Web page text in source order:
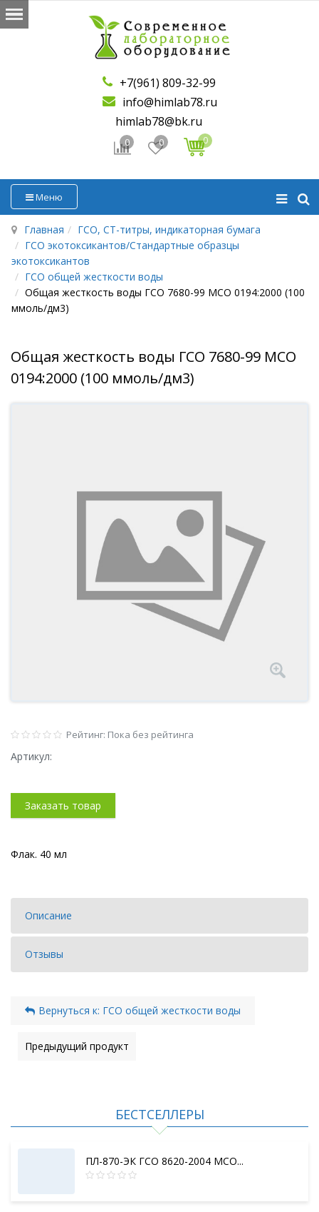
+7(961) 809-32-99
info@himlab78.ru
himlab78@bk.ru
0 0 0
Меню
Главная
ГСО, СТ-титры, индикаторная бумага
ГСО экотоксикантов/Стандартные образцы
экотоксикантов
ГСО общей жесткости воды
Общая жесткость воды ГСО 7680-99 МСО 0194:2000 (100
ммоль/дм3)
Общая жесткость воды ГСО 7680-99 МСО
0194:2000 (100 ммоль/дм3)
Рейтинг: Пока без рейтинга
Артикул:
Заказать товар
Флак. 40 мл
Описание
Отзывы
Вернуться к: ГСО общей жесткости воды
Предыдущий продукт
БЕСТСЕЛЛЕРЫ
ПЛ-870-ЭК ГСО 8620-2004 МСО...